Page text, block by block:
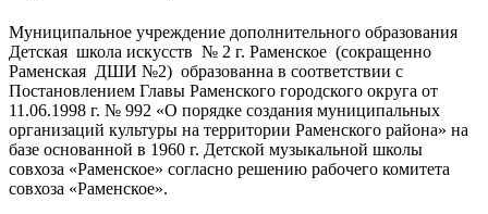
Муниципальное учреждение дополнительного образования
Детская школа искусств № 2 г. Раменское (сокращенно
Раменская ДШИ №2) образованна в соответствии с
Постановлением Главы Раменского городского округа от
11.06.1998 г. № 992 «О порядке создания муниципальных
организаций культуры на территории Раменского района» на
базе основанной в 1960 г. Детской музыкальной школы
совхоза «Раменское» согласно решению рабочего комитета
совхоза «Раменское».